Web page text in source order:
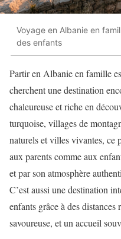
Voyage en Albanie en
des enfants
Partir en Albanie en famille
cherchent une destination
chaleureuse et riche en
turquoise, villages de
naturels et villes vivantes, ce
aux parents comme aux
et par son atmosphère
C’est aussi une destination
enfants grâce à des
savoureuse, et un accueil